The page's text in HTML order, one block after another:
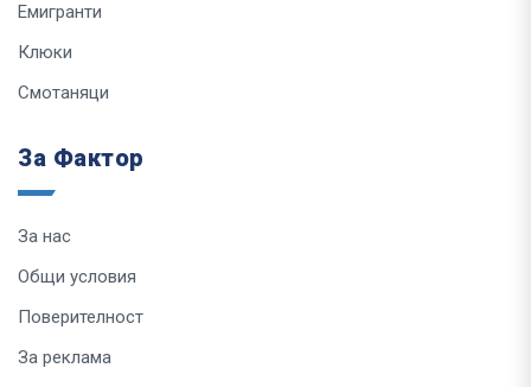
Емигранти
Клюки
Смотаняци
За Фактор
За нас
Общи условия
Поверителност
За реклама